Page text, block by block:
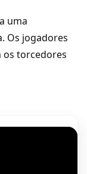
uma
Os jogadores
os torcedores